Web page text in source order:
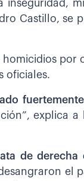
Castillo, se
por
oficiales.
explica
de derecha
el